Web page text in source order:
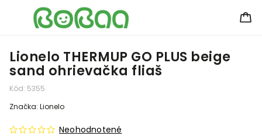
Lionelo THERMUP GO PLUS beige
sand ohrievačka fliaš
Kód: 5355
Neohodnotené
Značka: Lionelo